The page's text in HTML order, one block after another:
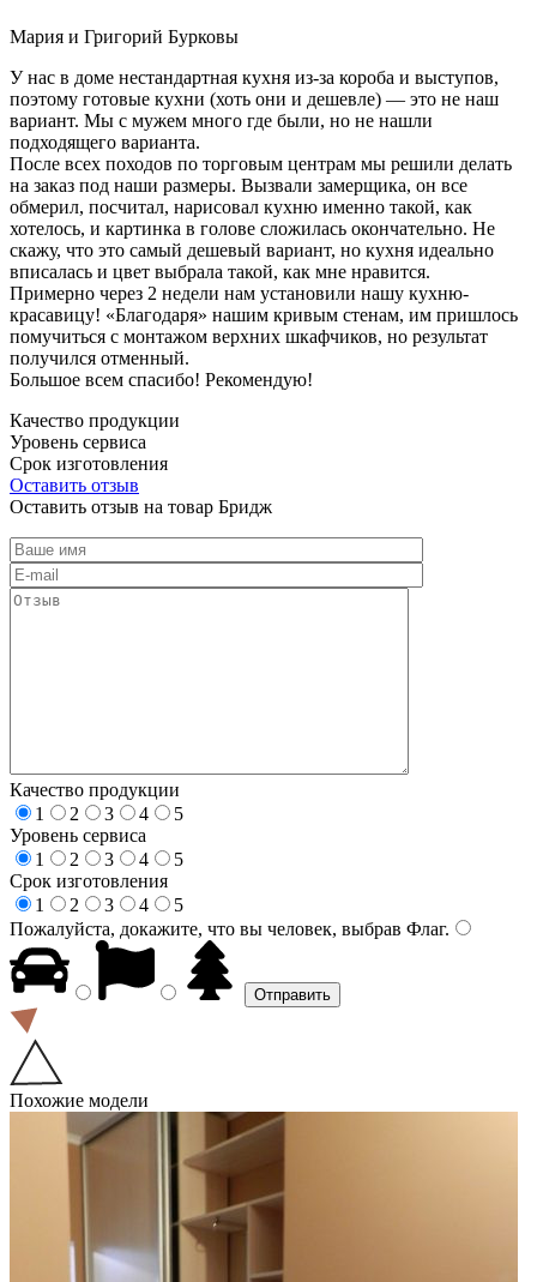
Мария и Григорий Бурковы
У нас в доме нестандартная кухня из-за короба и выступов,
поэтому готовые кухни (хоть они и дешевле) — это не наш
вариант. Мы с мужем много где были, но не нашли
подходящего варианта.
После всех походов по торговым центрам мы решили делать
на заказ под наши размеры. Вызвали замерщика, он все
обмерил, посчитал, нарисовал кухню именно такой, как
хотелось, и картинка в голове сложилась окончательно. Не
скажу, что это самый дешевый вариант, но кухня идеально
вписалась и цвет выбрала такой, как мне нравится.
Примерно через 2 недели нам установили нашу кухню-
красавицу! «Благодаря» нашим кривым стенам, им пришлось
помучиться с монтажом верхних шкафчиков, но результат
получился отменный.
Большое всем спасибо! Рекомендую!
Качество продукции
Уровень сервиса
Срок изготовления
Оставить отзыв
Оставить отзыв на товар Бридж
Качество продукции
1
2 3 4
5
Уровень сервиса
1
2 3 4
5
Срок изготовления
1
2 3 4
5
Пожалуйста, докажите, что вы человек, выбрав Флаг.
Похожие модели